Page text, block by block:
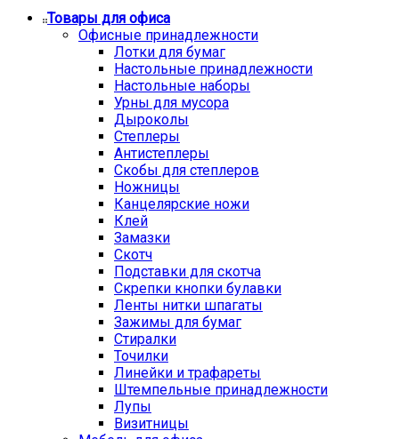
Товары для офиса
Офисные принадлежности
Лотки для бумаг
Настольные принадлежности
Настольные наборы
Урны для мусора
Дыроколы
Степлеры
Антистеплеры
Скобы для степлеров
Ножницы
Канцелярские ножи
Клей
Замазки
Скотч
Подставки для скотча
Скрепки кнопки булавки
Ленты нитки шпагаты
Зажимы для бумаг
Стиралки
Точилки
Линейки и трафареты
Штемпельные принадлежности
Лупы
Визитницы